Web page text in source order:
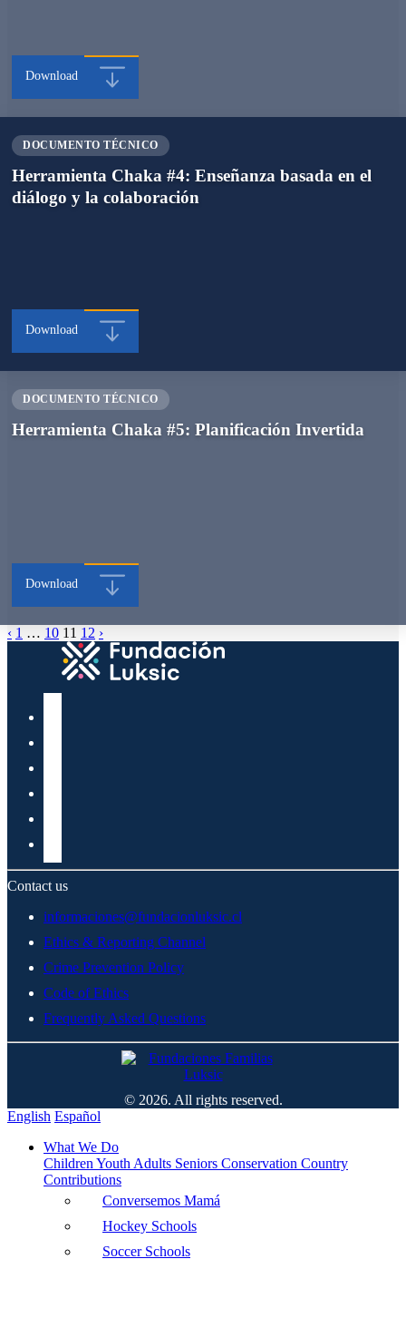
Download
DOCUMENTO TÉCNICO
Herramienta Chaka #4: Enseñanza basada en el
diálogo y la colaboración
Download
DOCUMENTO TÉCNICO
Herramienta Chaka #5: Planificación Invertida
Download
‹ 1 … 10 11 12 ›
Contact us
informaciones@fundacionluksic.cl
Ethics & Reporting Channel
Crime Prevention Policy
Code of Ethics
Frequently Asked Questions
© 2026. All rights reserved.
English Español
What We Do
Children Youth Adults Seniors Conservation Country
Contributions
Conversemos Mamá
Hockey Schools
Soccer Schools